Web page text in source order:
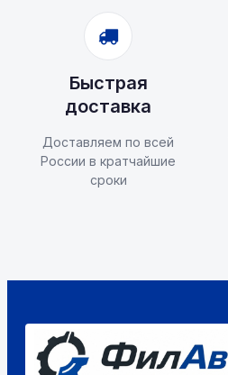
Быстрая
доставка
Доставляем по всей
России в кратчайшие
сроки